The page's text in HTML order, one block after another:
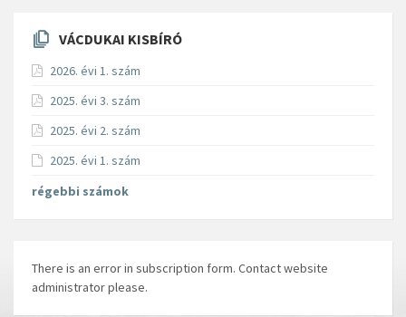
VÁCDUKAI KISBÍRÓ
2026. évi 1. szám
2025. évi 3. szám
2025. évi 2. szám
2025. évi 1. szám
régebbi számok
There is an error in subscription form. Contact website
administrator please.